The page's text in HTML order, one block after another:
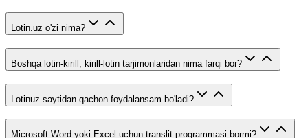
Lotin.uz o'zi nima?
Boshqa lotin-kirill, kirill-lotin tarjimonlaridan nima farqi bor?
Lotinuz saytidan qachon foydalansam bo'ladi?
Microsoft Word yoki Excel uchun translit programmasi bormi?